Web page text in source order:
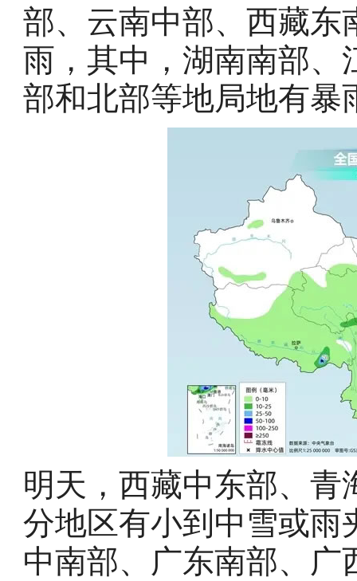
部、云南中部、西藏东
雨，其中，湖南南部、
部和北部等地局地有暴
明天，西藏中东部、
分地区有小到中雪或雨
中南部、广东南部、